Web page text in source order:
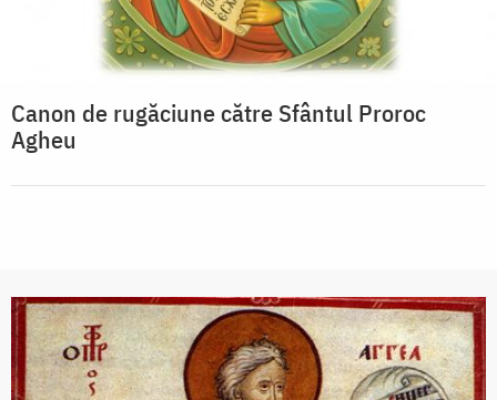
Canon de rugăciune către Sfântul Proroc
Agheu